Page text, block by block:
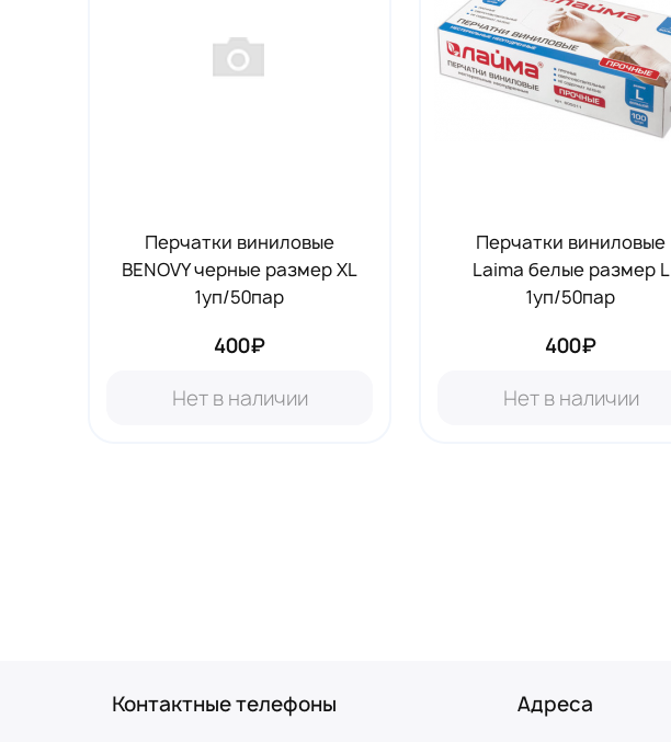
Перчатки виниловые
BENOVY черные размер XL
1уп/50пар
400₽
Нет в наличии
Перчатки виниловые
Laima белые размер L
1уп/50пар
400₽
Нет в наличии
Контактные телефоны Адреса